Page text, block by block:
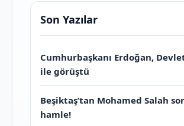
Son Yazılar
Cumhurbaşkanı Erdoğan,
ile görüştü
Beşiktaş’tan Mohamed Salah
hamle!